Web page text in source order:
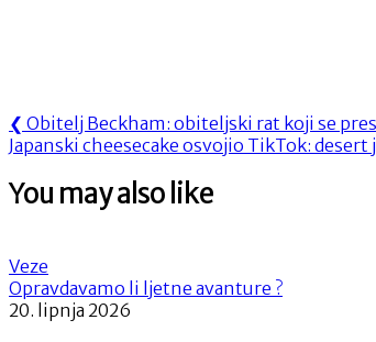
Navigacija
objava
❮ Previous
Post:
Obitelj Beckham: obiteljski rat koji se
Next
Japanski cheesecake osvojio TikTok:
You may also like
Veze
Opravdavamo li ljetne avanture ?
20. lipnja 2026